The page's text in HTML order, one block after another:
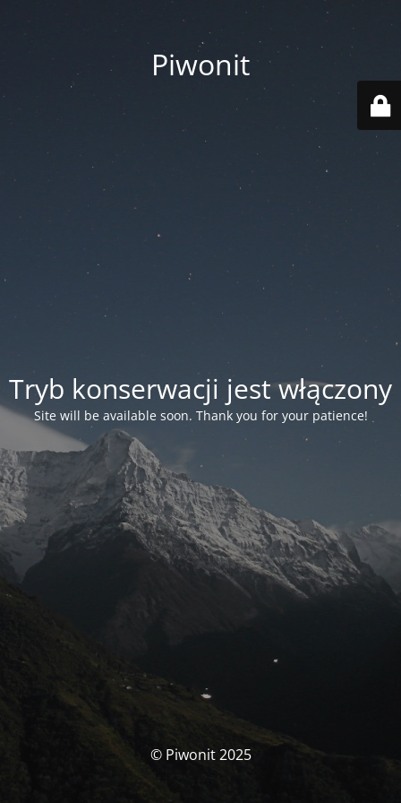
Piwonit
Tryb konserwacji jest włączony
Site will be available soon. Thank you for your patience!
© Piwonit 2025